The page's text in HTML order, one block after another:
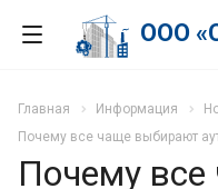
ООО
Главная Информация
Почему все чаще выбирают
Почему